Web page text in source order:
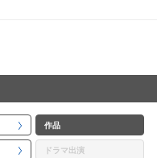
作品
ドラマ出演